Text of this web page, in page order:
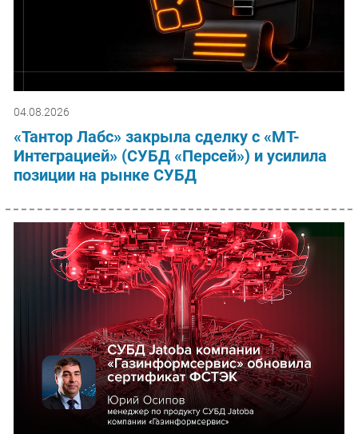
04.08.2026
«Тантор Лабс» закрыла сделку с «МТ-
Интеграцией» (СУБД «Персей») и усилила
позиции на рынке СУБД